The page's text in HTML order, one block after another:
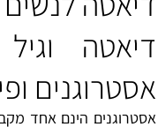
שמאחורי
המושלם.
דיאטה
אסטרוגנים
אסטרוגנים הינם אחד